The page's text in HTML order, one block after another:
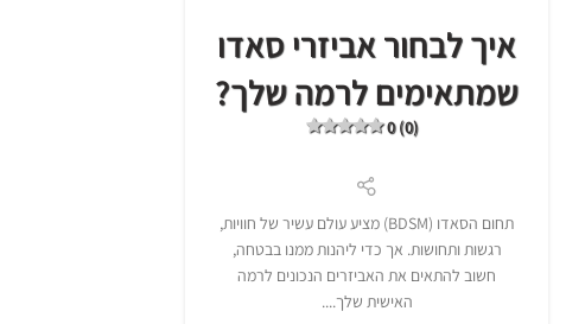
איך לבחור אביזרי סאדו
שמתאימים לרמה שלך?
0 (0)
תחום הסאדו (BDSM) מציע עולם עשיר של חוויות,
רגשות ותחושות. אך כדי ליהנות ממנו בבטחה,
חשוב להתאים את האביזרים הנכונים לרמה
האישית שלך....